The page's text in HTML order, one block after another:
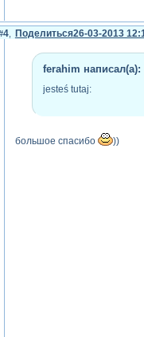
Поделиться
4 26-03-2013
ferahim написал(а):
jesteś tutaj:
большое спасибо ))